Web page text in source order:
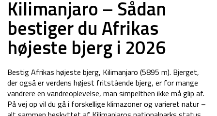
Kilimanjaro – Sådan
bestiger du Afrikas
højeste bjerg i 2026
Bestig Afrikas højeste bjerg, Kilimanjaro (5895 m). Bjerget,
der også er verdens højest fritstående bjerg, er for mange
vandrere en vandreoplevelse, man simpelthen ikke må glip af.
På vej op vil du gå i forskellige klimazoner og varieret natur –